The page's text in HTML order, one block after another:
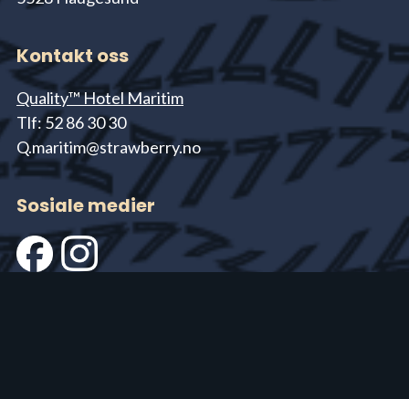
Kontakt oss
Quality™ Hotel Maritim
Tlf: 52 86 30 30
Q.maritim@strawberry.no
Sosiale medier